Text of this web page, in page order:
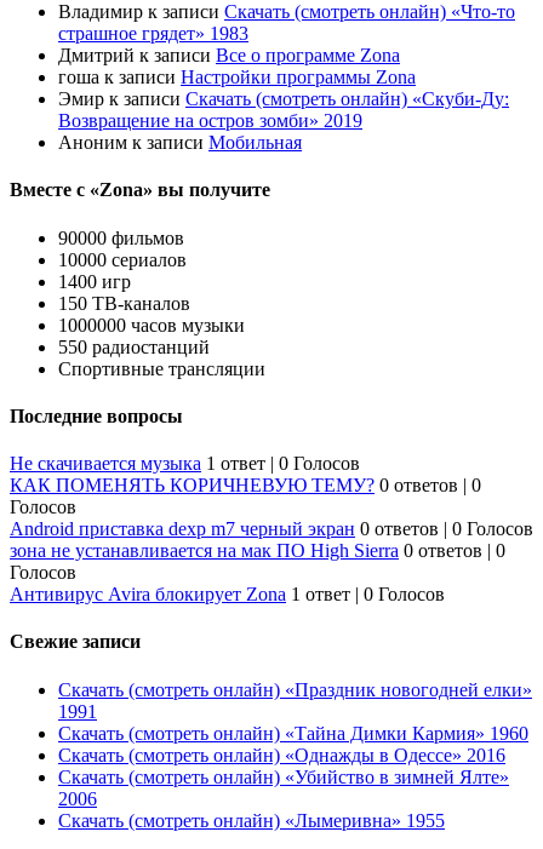
Владимир к записи Скачать (смотреть онлайн) «Что-то
страшное грядет» 1983
Дмитрий к записи Все о программе Zona
гоша к записи Настройки программы Zona
Эмир к записи Скачать (смотреть онлайн) «Скуби-Ду:
Возвращение на остров зомби» 2019
Аноним к записи Мобильная
Вместе с «Zona» вы получите
90000 фильмов
10000 сериалов
1400 игр
150 ТВ-каналов
1000000 часов музыки
550 радиостанций
Спортивные трансляции
Последние вопросы
Не скачивается музыка 1 ответ | 0 Голосов
КАК ПОМЕНЯТЬ КОРИЧНЕВУЮ ТЕМУ? 0 ответов | 0
Голосов
Android приставка dexp m7 черный экран 0 ответов | 0 Голосов
зона не устанавливается на мак ПО High Sierra 0 ответов | 0
Голосов
Антивирус Avira блокирует Zona 1 ответ | 0 Голосов
Свежие записи
Скачать (смотреть онлайн) «Праздник новогодней елки»
1991
Скачать (смотреть онлайн) «Тайна Димки Кармия» 1960
Скачать (смотреть онлайн) «Однажды в Одессе» 2016
Скачать (смотреть онлайн) «Убийство в зимней Ялте»
2006
Скачать (смотреть онлайн) «Лымеривна» 1955